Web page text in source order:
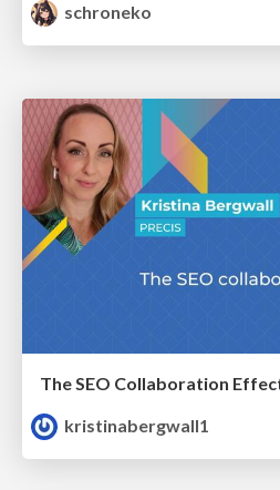
schroneko
The SEO Collaboration
kristinabergwall1